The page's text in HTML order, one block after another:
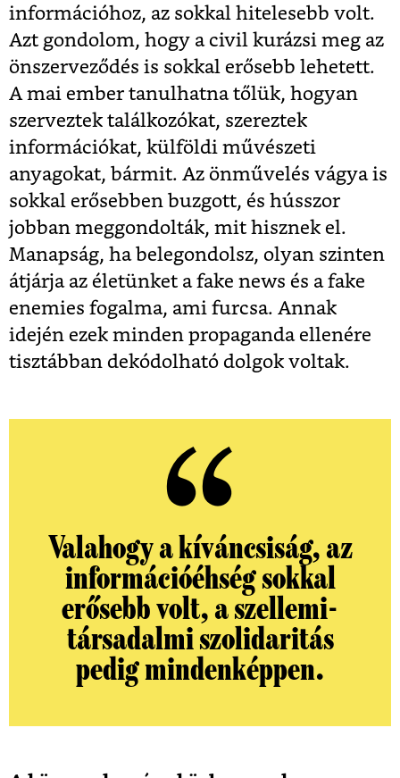
információhoz, az sokkal hitelesebb volt.
Azt gondolom, hogy a civil kurázsi meg az
önszerveződés is sokkal erősebb lehetett.
A mai ember tanulhatna tőlük, hogyan
szerveztek találkozókat, szereztek
információkat, külföldi művészeti
anyagokat, bármit. Az önművelés vágya is
sokkal erősebben buzgott, és hússzor
jobban meggondolták, mit hisznek el.
Manapság, ha belegondolsz, olyan szinten
átjárja az életünket a fake news és a fake
enemies fogalma, ami furcsa. Annak
idején ezek minden propaganda ellenére
tisztábban dekódolható dolgok voltak.
Valahogy a kíváncsiság, az
információéhség sokkal
erősebb volt, a szellemi-
társadalmi szolidaritás
pedig mindenképpen.